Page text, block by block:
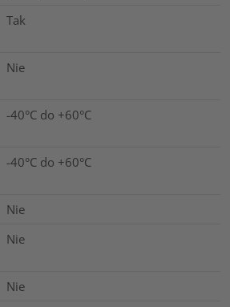
Tak
Nie
-40°C do +60°C
-40°C do +60°C
Nie
Nie
Nie